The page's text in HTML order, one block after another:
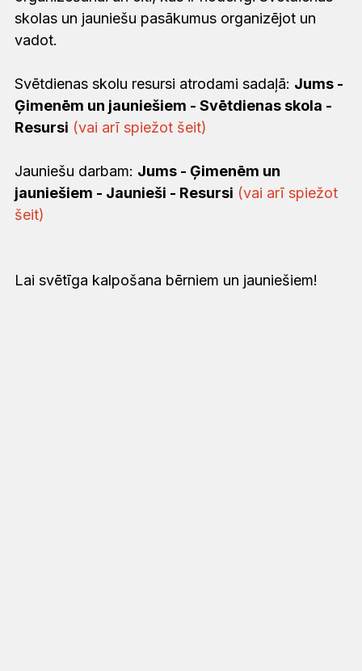
skolas un jauniešu pasākumus organizējot un
vadot.
Svētdienas skolu resursi atrodami sadaļā: Jums -
Ģimenēm un jauniešiem - Svētdienas skola -
Resursi (vai arī spiežot šeit)
Jauniešu darbam: Jums - Ģimenēm un
jauniešiem - Jaunieši - Resursi (vai arī spiežot
šeit)
Lai svētīga kalpošana bērniem un jauniešiem!